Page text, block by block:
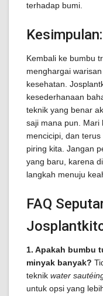
terhadap bumi.
Kembali ke bumbu
menghargai
kesehatan.
kesederhanaan
teknik yang benar
saji mana pun. Mari
mencicipi, dan
piring kita. Jangan
yang baru, karena
langkah menuju
FAQ
1. Apakah bumbu
minyak banyak?
teknik water
untuk opsi yang